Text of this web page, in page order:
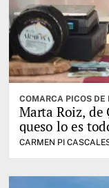
COMARCA PICOS DE
Marta Roiz, de
queso lo es
CARMEN PI